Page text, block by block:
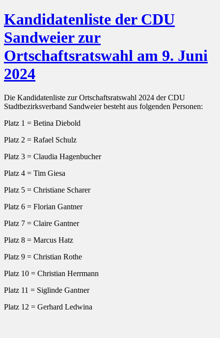
Kandidatenliste der CDU
Sandweier zur
Ortschaftsratswahl am 9. Juni
2024
Die Kandidatenliste zur Ortschaftsratswahl 2024 der CDU
Stadtbezirksverband Sandweier besteht aus folgenden Personen:
Platz 1 = Betina Diebold
Platz 2 = Rafael Schulz
Platz 3 = Claudia Hagenbucher
Platz 4 = Tim Giesa
Platz 5 = Christiane Scharer
Platz 6 = Florian Gantner
Platz 7 = Claire Gantner
Platz 8 = Marcus Hatz
Platz 9 = Christian Rothe
Platz 10 = Christian Herrmann
Platz 11 = Siglinde Gantner
Platz 12 = Gerhard Ledwina